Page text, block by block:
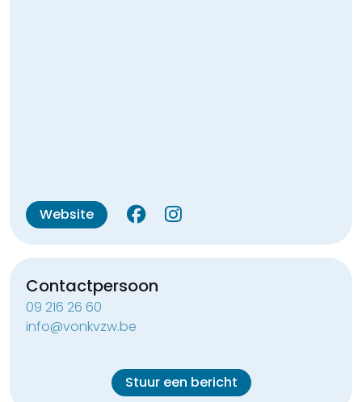
Website
Contactpersoon
09 216 26 60
info@vonkvzw.be
Stuur een bericht